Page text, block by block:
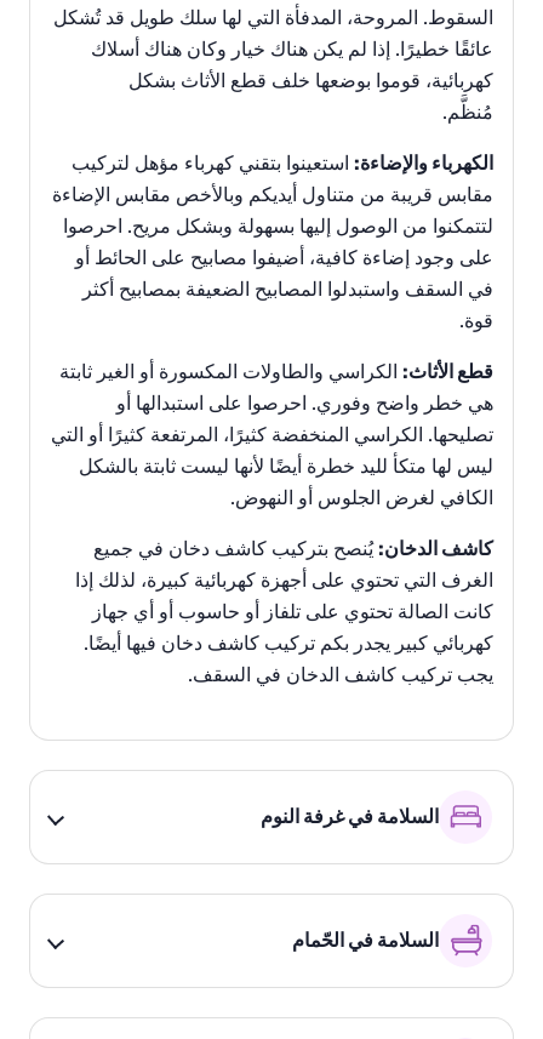
السقوط. المروحة، المدفأة التي لها سلك طويل قد تُشكل
عائقًا خطيرًا. إذا لم يكن هناك خيار وكان هناك أسلاك
كهربائية، قوموا بوضعها خلف قطع الأثاث بشكل
مُنظَّم.
الكهرباء والإضاءة: استعينوا بتقني كهرباء مؤهل لتركيب
مقابس قريبة من متناول أيديكم وبالأخص مقابس الإضاءة
لتتمكنوا من الوصول إليها بسهولة وبشكل مريح. احرصوا
على وجود إضاءة كافية، أضيفوا مصابيح على الحائط أو
في السقف واستبدلوا المصابيح الضعيفة بمصابيح أكثر
قوة.
قطع الأثاث: الكراسي والطاولات المكسورة أو الغير ثابتة
هي خطر واضح وفوري. احرصوا على استبدالها أو
تصليحها. الكراسي المنخفضة كثيرًا، المرتفعة كثيرًا أو التي
ليس لها متكأ لليد خطرة أيضًا لأنها ليست ثابتة بالشكل
الكافي لغرض الجلوس أو النهوض.
كاشف الدخان: يُنصح بتركيب كاشف دخان في جميع
الغرف التي تحتوي على أجهزة كهربائية كبيرة، لذلك إذا
كانت الصالة تحتوي على تلفاز أو حاسوب أو أي جهاز
كهربائي كبير يجدر بكم تركيب كاشف دخان فيها أيضًا.
يجب تركيب كاشف الدخان في السقف.
السلامة في غرفة النوم
السلامة في الحّمام